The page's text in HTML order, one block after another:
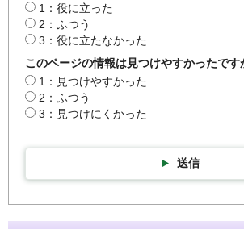
1：役に立った
2：ふつう
3：役に立たなかった
このページの情報は見つけやすかったです
1：見つけやすかった
2：ふつう
3：見つけにくかった
送信